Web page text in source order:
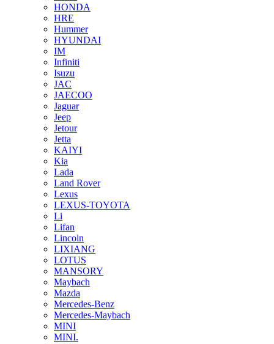
HONDA
HRE
Hummer
HYUNDAI
IM
Infiniti
Isuzu
JAC
JAECOO
Jaguar
Jeep
Jetour
Jetta
KAIYI
Kia
Lada
Land Rover
Lexus
LEXUS-TOYOTA
Li
Lifan
Lincoln
LIXIANG
LOTUS
MANSORY
Maybach
Mazda
Mercedes-Benz
Mercedes-Maybach
MINI
MINI.